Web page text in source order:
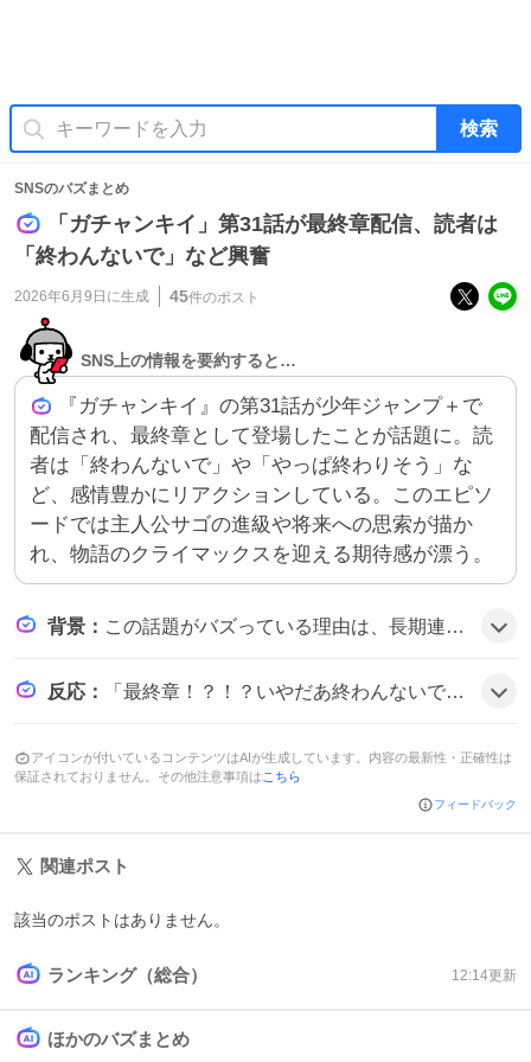
検索
SNSのバズまとめ
「ガチャンキイ」第31話が最終章配信、読者は
「終わんないで」など興奮
2026年6月9日 に生成 45件のポスト
SNS上の情報を要約すると…
『ガチャンキイ』の第31話が少年ジャンプ＋で
配信され、最終章として登場したことが話題に。読
者は「終わんないで」や「やっぱ終わりそう」な
ど、感情豊かにリアクションしている。このエピソ
ードでは主人公サゴの進級や将来への思索が描か
れ、物語のクライマックスを迎える期待感が漂う。
背景 ： この話題がバズっている理由は、長期連載されてきた『ガチャンキイ』がいよいよ最終章に突入したことが大きい。読者は結末への期待と名残惜しさから感情が高まり、SNSで盛んに感想を共有している様子が見られる可能性がある。
反応 ： 「最終章！？！？いやだあ終わんないでᐢっ_ᴗᐢ」と叫ぶ声や、「やっぱ終わりそう」と嘆くツイートが目立つ。一方で「最終章…ガルパンくらい長い期間やってくれ」と期待するコメントもあり、感情が交錯する雰囲気だ。
アイコンが付いているコンテンツはAIが生成しています。内容の最新性・正確性は
保証されておりません。その他注意事項は こちら
フィードバック
関連ポスト
該当のポストはありません。
ランキング（総合） 12:14更新
ほかのバズまとめ